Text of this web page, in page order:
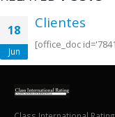
18
Jun
Clientes
[office_doc